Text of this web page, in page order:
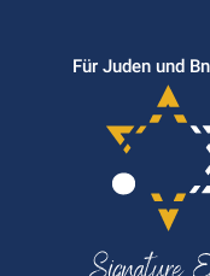
Für Juden und